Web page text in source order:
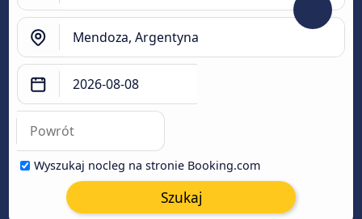
Wyszukaj nocleg na stronie Booking.com
Szukaj